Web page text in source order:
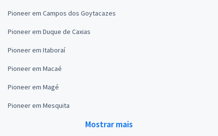
Pioneer em Campos dos Goytacazes
Pioneer em Duque de Caxias
Pioneer em Itaboraí
Pioneer em Macaé
Pioneer em Magé
Pioneer em Mesquita
Mostrar mais